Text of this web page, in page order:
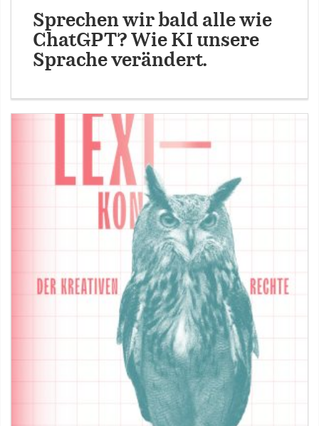
Sprechen wir bald alle wie
ChatGPT? Wie KI unsere
Sprache verändert.